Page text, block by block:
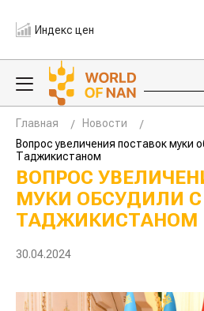
Индекс цен
Главная
Новости
Вопрос увеличения поставок муки
Таджикистаном
ВОПРОС
МУКИ ОБСУДИЛИ С
ТАДЖИКИСТАНОМ
30.04.2024